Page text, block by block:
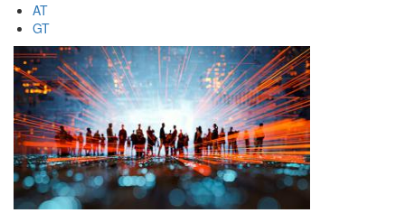
AT
GT